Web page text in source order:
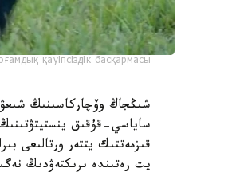
қауіпсіздік басқармасы
ساياسي-قۇقىق
قىزمەتتىك يتتەر ورتالىعى
يت رەتىندە ىرىكتەۋدىڭ